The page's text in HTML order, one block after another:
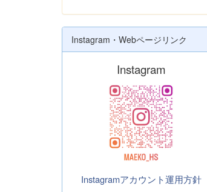
Instagram・Webページリンク
Instagram
Instagramアカウント運用方針